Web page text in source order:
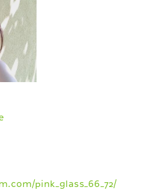
pink_glass_66_72/